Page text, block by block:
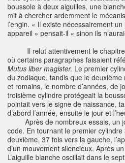
boussole à deux aiguilles, une
mit à chercher ardemment le
l’engin. « Il existe nécessairement
appareil » pensait-il « sinon ils
Il relut attentivement le
où certains paragraphes faisaient
Mutus liber magister. Le premier
du zodiaque, tandis que le
et romains, le nombre d’années, de
troisième cylindre protégeait la
pointait vers le signe de naissance,
d’abord l’année, ensuite le jour
Après de nombreux essais, un
code. En tournant le premier
deuxième, 37 fois vers la gauche,
d’un mouvement silencieux. Après
L’aiguille blanche oscillait dans le